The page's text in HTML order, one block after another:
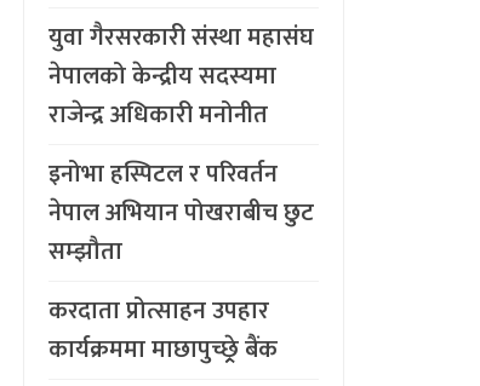
युवा गैरसरकारी संस्था महासंघ
नेपालको केन्द्रीय सदस्यमा
राजेन्द्र अधिकारी मनोनीत
इनोभा हस्पिटल र परिवर्तन
नेपाल अभियान पोखराबीच छुट
सम्झौता
करदाता प्रोत्साहन उपहार
कार्यक्रममा माछापुच्छ्र्रे बैंक